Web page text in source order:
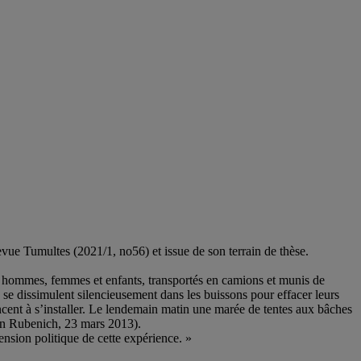
Tumultes (2021/1, no56) et issue de son terrain de thèse.
femmes et enfants, transportés en camions et munis de
dissimulent silencieusement dans les buissons pour effacer leurs
à s’installer. Le lendemain matin une marée de tentes aux bâches
Rubenich, 23 mars 2013).
politique de cette expérience. »